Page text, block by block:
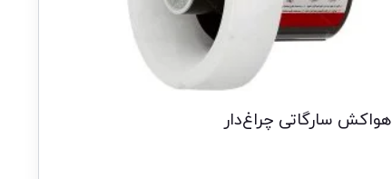
هواکش سارگاتی چراغ‌دار